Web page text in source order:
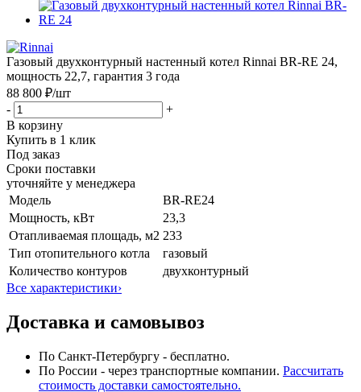
Газовый двухконтурный настенный котел Rinnai BR-RE 24,
мощность 22,7, гарантия 3 года
88 800 ₽/шт
-
+
В корзину
Купить в 1 клик
Под заказ
Сроки поставки
уточняйте у менеджера
Модель
BR-RE24
Мощность, кВт
23,3
Отапливаемая площадь, м2 233
Тип отопительного котла
газовый
Количество контуров
двухконтурный
Все характеристики›
Доставка и самовывоз
По Санкт-Петербургу - бесплатно.
По России - через транспортные компании. Рассчитать
стоимость доставки самостоятельно.